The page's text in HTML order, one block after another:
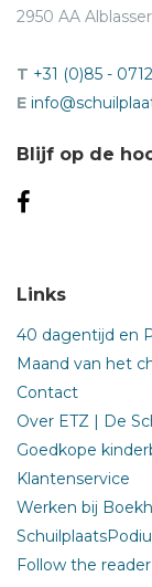
2950 AA
T +31 (0)85 -
E
Blijf op de
Links
40 dagentijd en
Maand van het
Contact
Over ETZ | De
Goedkope
Klantenservice
Werken bij
Follow the